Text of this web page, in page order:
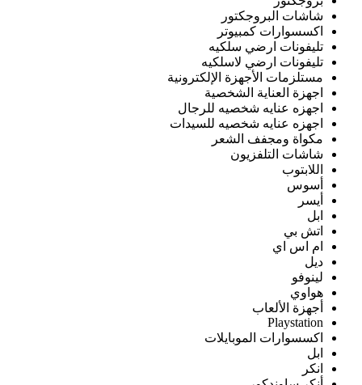
شاشات البروجكتور
اكسسوارات كمبيوتر
تليفونات ارضي سلكيه
تليفونات ارضي لاسلكيه
مستلزمات الأجهزة الإلكترونية
اجهزة العناية الشخصية
اجهزه عنايه شخصيه للرجال
اجهزه عنايه شخصيه للسيدات
مكواة ومجفف الشعر
شاشات التلفزيون
اللابتوب
أسوس
أيسر
ابل
اتش بي
ام اس اي
ديل
لينوفو
هواوي
أجهزة الألعاب
Playstation
اكسسوارات الموبايلات
ابل
انكر